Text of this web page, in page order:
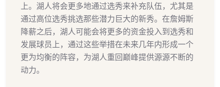
上。湖人将会更多地通过选秀来补充队伍，尤其是
通过高位选秀挑选那些潜力巨大的新秀。在詹姆斯
降薪之后，湖人可能会将更多的资金投入到选秀和
发展球员上，通过这些举措在未来几年内形成一个
更为均衡的阵容，为湖人重回巅峰提供源源不断的
动力。